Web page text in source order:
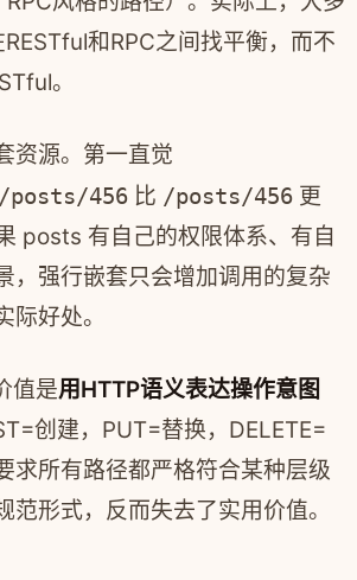
和RPC之间找平衡，而不
。
资源。第一直觉
posts/456 比 /posts/456 更
posts 有自己的权限体系、有自
，强行嵌套只会增加调用的复杂
际好处。
值是用HTTP语义表达操作意图
创建，PUT=替换，DELETE=
求所有路径都严格符合某种层级
范形式，反而失去了实用价值。